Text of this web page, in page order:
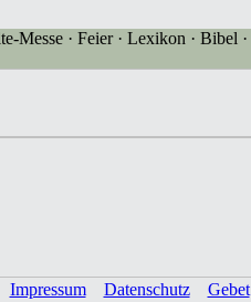
Messe · Feier · Lexikon · Bibel ·
Impressum Datenschutz Gebet